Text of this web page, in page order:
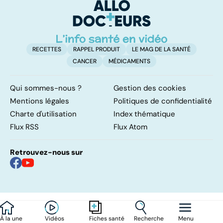
À la une Vidéos Fiches santé Recherche Menu
RECETTES RAPPEL PRODUIT
LE MAG DE LA SANTÉ
CANCER
MÉDICAMENTS
Qui sommes-nous ?
Gestion des cookies
Mentions légales
Politiques de confidentialité
Charte d'utilisation
Index thématique
Flux RSS
Flux Atom
Retrouvez-nous sur